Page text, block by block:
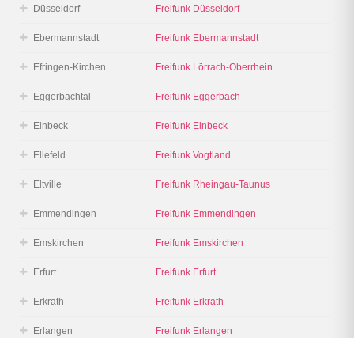
Düsseldorf Freifunk Düsseldorf
Ebermannstadt Freifunk Ebermannstadt
Efringen-Kirchen Freifunk Lörrach-Oberrhein
Eggerbachtal Freifunk Eggerbach
Einbeck Freifunk Einbeck
Ellefeld Freifunk Vogtland
Eltville Freifunk Rheingau-Taunus
Emmendingen Freifunk Emmendingen
Emskirchen Freifunk Emskirchen
Erfurt Freifunk Erfurt
Erkrath Freifunk Erkrath
Erlangen Freifunk Erlangen